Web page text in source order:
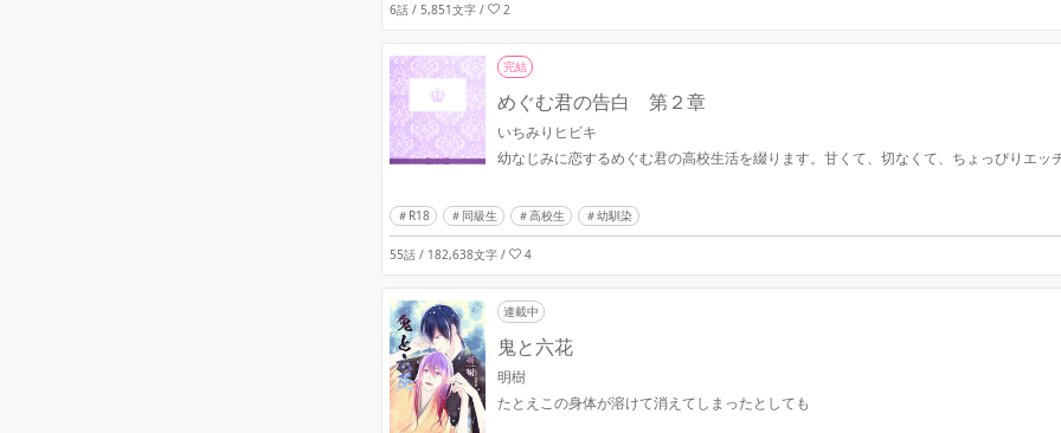
6話 / 5,851文字 / 2
完結
めぐむ君の告白 第２章
いちみりヒビキ
幼なじみに恋するめぐむ君の高校生活を綴ります。甘くて、切なくて、ちょっぴりエッ
R18 同級生 高校生 幼馴染
55話 / 182,638文字 / 4
連載中
鬼と六花
明樹
たとえこの身体が溶けて消えてしまったとしても